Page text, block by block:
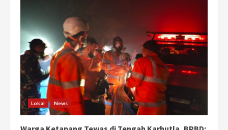
Lokal News